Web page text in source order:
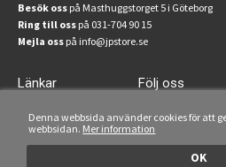
OK
Denna webbsida använder cookies för att
webbsidan. Mer information
Besök oss på Masthuggstorget 5 i Göteborg
Ring till oss på 031-704 90 15
Mejla oss på info@jpstore.se
Länkar
Uthyrning
Följ oss
Instagram